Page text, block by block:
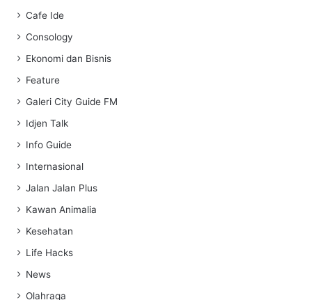
Cafe Ide
Consology
Ekonomi dan Bisnis
Feature
Galeri City Guide FM
Idjen Talk
Info Guide
Internasional
Jalan Jalan Plus
Kawan Animalia
Kesehatan
Life Hacks
News
Olahraga